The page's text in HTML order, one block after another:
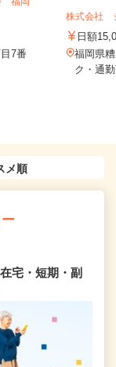
7番
株式会社
日額
福岡県
ク・通
宅・短期・副